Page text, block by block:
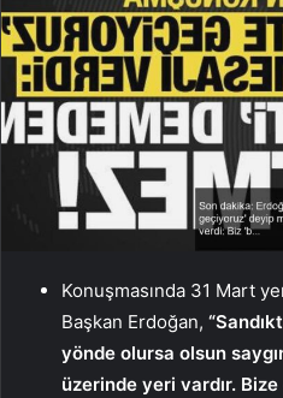
Konuşmasında 31 Mart
Başkan Erdoğan,
yönde olursa olsun
üzerinde yeri vardır.